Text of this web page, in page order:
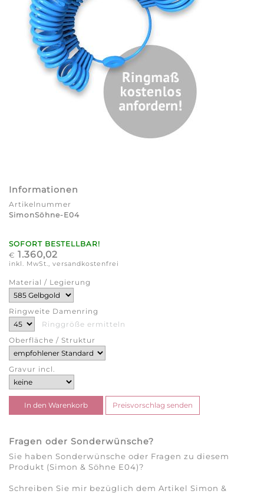
Informationen
Artikelnummer
SimonSöhne-E04
SOFORT BESTELLBAR!
€ 1.360,02
inkl. MwSt., versandkostenfrei
Material / Legierung
Ringweite Damenring
Ringgröße ermitteln
Oberfläche / Struktur
Gravur incl.
Fragen oder Sonderwünsche?
Sie haben Sonderwünsche oder Fragen zu diesem
Produkt (Simon & Söhne E04)?
Schreiben Sie mir bezüglich dem Artikel Simon &